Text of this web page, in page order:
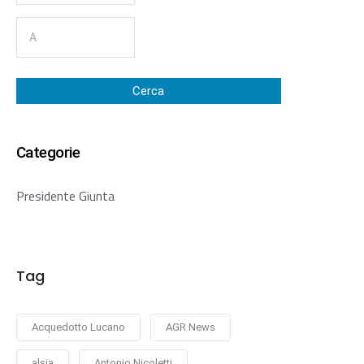
Cerca
Categorie
Presidente Giunta
Tag
Acquedotto Lucano AGR News